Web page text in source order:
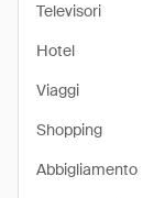
Televisori
Hotel
Viaggi
Shopping
Abbigliamento